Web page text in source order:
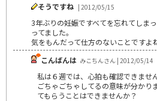
そうですね | 2012/05/15
3年ぶりの妊娠ですべてを忘れてしま
ってました。
気をもんだって仕方のないことですよね
こんばんは みこちんさん | 2012/05/14
私は６週では、心拍も確認できませ
ごちゃごちゃしてるの意味が分かり
てもらうことはできませんか？